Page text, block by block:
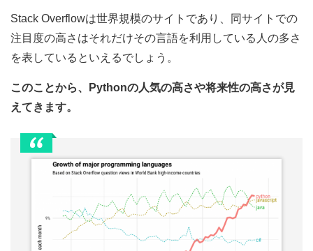
Stack Overflowは世界規模のサイトであり、同サイトでの
注目度の高さはそれだけその言語を利用している人の多さ
を表しているといえるでしょう。
このことから、Pythonの人気の高さや将来性の高さが見
えてきます。